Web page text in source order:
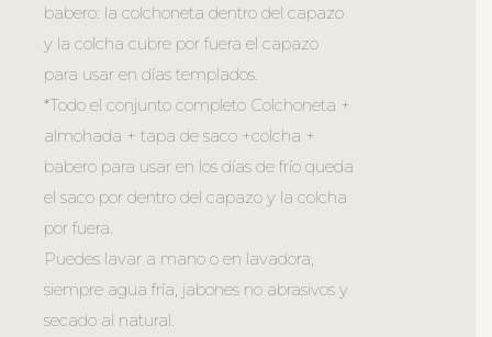
babero: la colchoneta dentro del capazo
y la colcha cubre por fuera el capazo
para usar en días templados.
*Todo el conjunto completo Colchoneta +
almohada + tapa de saco +colcha +
babero para usar en los días de frío queda
el saco por dentro del capazo y la colcha
por fuera.
Puedes lavar a mano o en lavadora,
siempre agua fría, jabones no abrasivos y
secado al natural.